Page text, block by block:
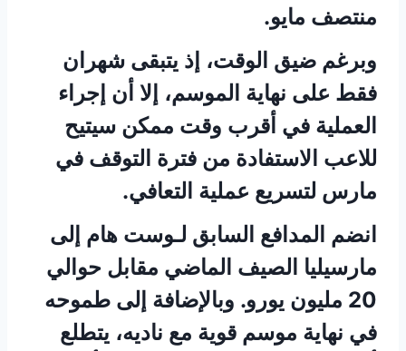
منتصف مايو.
وبرغم ضيق الوقت، إذ يتبقى شهران
فقط على نهاية الموسم، إلا أن إجراء
العملية في أقرب وقت ممكن سيتيح
للاعب الاستفادة من فترة التوقف في
مارس لتسريع عملية التعافي.
انضم المدافع السابق لـوست هام إلى
مارسيليا الصيف الماضي مقابل حوالي
20 مليون يورو. وبالإضافة إلى طموحه
في نهاية موسم قوية مع ناديه، يتطلع